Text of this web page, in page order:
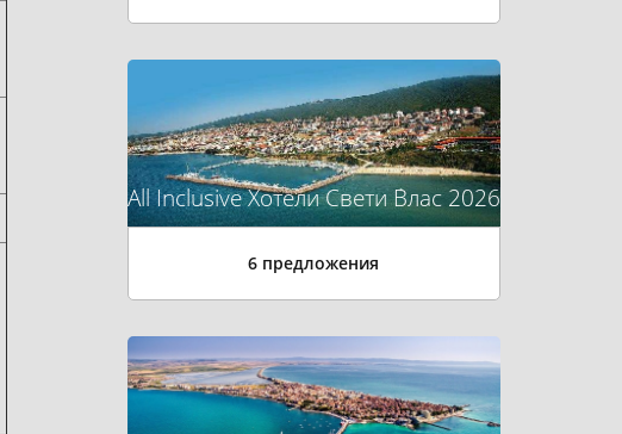
All Inclusive Хотели Свети Влас 2026
6 предложения